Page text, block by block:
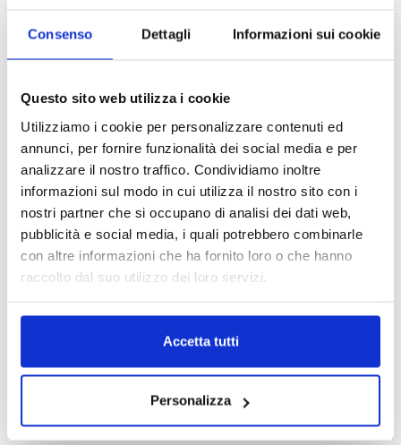
Consenso Dettagli Informazioni sui cookie
Questo sito web utilizza i cookie
Utilizziamo i cookie per personalizzare contenuti ed
annunci, per fornire funzionalità dei social media e per
analizzare il nostro traffico. Condividiamo inoltre
informazioni sul modo in cui utilizza il nostro sito con i
nostri partner che si occupano di analisi dei dati web,
pubblicità e social media, i quali potrebbero combinarle
con altre informazioni che ha fornito loro o che hanno
raccolto dal suo utilizzo dei loro servizi.
Accetta tutti
Personalizza
ANGELO_TRANI
Qui, ci si può rilassare osservando il lavoro nei
campi, cullati dai riflessi del sole sullapiscina
riscaldatasottostante, con un calice diBaby
Super Tuscan. I BST sono una gamma di 4 vini
freschi e fruttati, particolarmente indicati per
accompagnare le bruschette impreziosite
Classico Tenuta di Nozzole. Perfetto per
l’aperitivo è anche un calice di
Toscana Chardonnay IGT, prodotto sempre a
Greve in Chianti nella Tenuta di Nozzole.
Vacanza su misura